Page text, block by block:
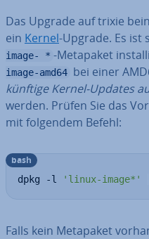
Das Upgrade auf trixie
ein Kernel-Upgrade. Es ist
image- * -Metapaket
image-amd64 bei einer
künftige Kernel-Updates
werden. Prüfen Sie das
mit folgendem Befehl:
dpkg -l 'linux-image*'
bash
Falls kein Metapaket